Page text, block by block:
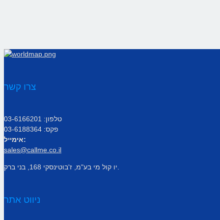
צרו קשר
טלפון: 03-6166201
פקס: 03-6188364
אימייל:
sales@callme.co.il
ניווט אתר